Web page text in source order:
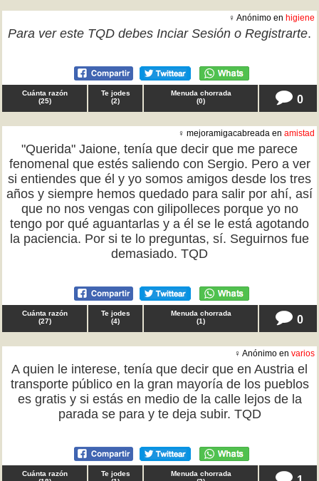
♀ Anónimo en higiene
Para ver este TQD debes Inciar Sesión o Registrarte.
Cuánta razón
(25)
Te jodes
(2)
Menuda chorrada
(0) 0
♀ mejoramigacabreada en amistad
"Querida" Jaione, tenía que decir que me parece
fenomenal que estés saliendo con Sergio. Pero a ver
si entiendes que él y yo somos amigos desde los tres
años y siempre hemos quedado para salir por ahí, así
que no nos vengas con gilipolleces porque yo no
tengo por qué aguantarlas y a él se le está agotando
la paciencia. Por si te lo preguntas, sí. Seguirnos fue
demasiado. TQD
Cuánta razón
(27)
Te jodes
(4)
Menuda chorrada
(1) 0
♀ Anónimo en varios
A quien le interese, tenía que decir que en Austria el
transporte público en la gran mayoría de los pueblos
es gratis y si estás en medio de la calle lejos de la
parada se para y te deja subir. TQD
Cuánta razón
Te jodes
Menuda chorrada